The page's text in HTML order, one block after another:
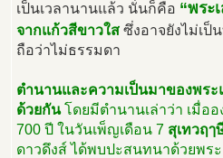
เป็นเวลานานแล้ว นั่นก็คือ “พระ
จากแก้วสีขาวใส ซึ่งอาจยังไม่เ
ถือว่าไม่ธรรมดา
ตำนานและความเป็นมาของพร
ด้วยกันโดยมีตำนานเล่าว่า เมื่อ
700 ปี ในวันเพ็ญเดือน 7 สุเทวฤๅ
ดาวดึงส์ ได้พบปะสนทนาด้วยพร